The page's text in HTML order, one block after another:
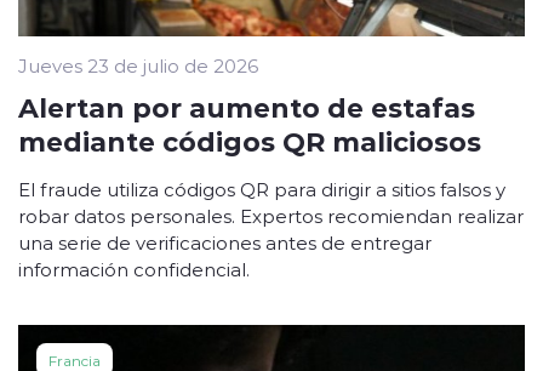
Jueves 23 de julio de 2026
Alertan por aumento de estafas
mediante códigos QR maliciosos
El fraude utiliza códigos QR para dirigir a sitios falsos y
robar datos personales. Expertos recomiendan realizar
una serie de verificaciones antes de entregar
información confidencial.
Francia